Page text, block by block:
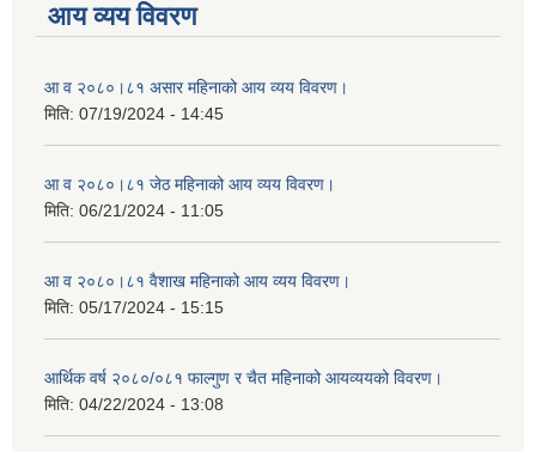
आय व्यय विवरण
आ व २०८०।८१ असार महिनाको आय व्यय विवरण।
मिति: 07/19/2024 - 14:45
आ व २०८०।८१ जेठ महिनाको आय व्यय विवरण।
मिति: 06/21/2024 - 11:05
आ व २०८०।८१ वैशाख महिनाको आय व्यय विवरण।
मिति: 05/17/2024 - 15:15
आर्थिक वर्ष २०८०/०८१ फाल्गुण र चैत महिनाको आयव्ययको विवरण।
मिति: 04/22/2024 - 13:08